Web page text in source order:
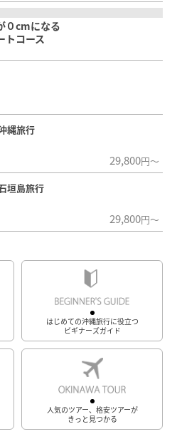
０cmになる
トコース
縄旅行
29,800円～
垣島旅行
29,800円～
はじめての沖縄旅行に役立つ
ビギナーズガイド
人気のツアー、格安ツアーが
きっと見つかる